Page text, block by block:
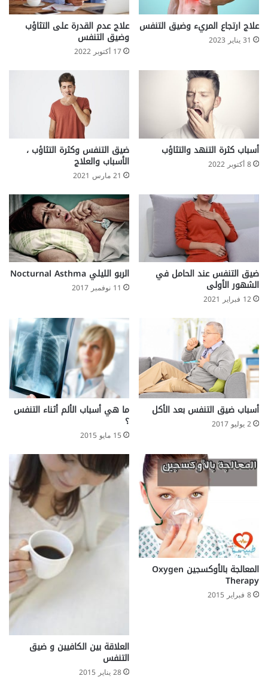
علاج ارتجاع المريء وضيق التنفس
31 يناير 2023
علاج عدم القدرة على التثاؤب
وضيق التنفس
17 أكتوبر 2022
أسباب كثرة التنهد والتثاؤب
8 أكتوبر 2022
ضيق التنفس وكثرة التثاؤب ،
الأسباب والعلاج
21 مارس 2021
ضيق التنفس عند الحامل في
الشهور الأولى
12 فبراير 2021
الربو الليلي Nocturnal Asthma
11 نوفمبر 2017
أسباب ضيق التنفس بعد الأكل
2 يوليو 2017
ما هي أسباب الألم أثناء التنفس
؟
15 مايو 2015
المعالجة بالأوكسجين Oxygen
Therapy
8 فبراير 2015
العلاقة بين الكافيين و ضيق
التنفس
28 يناير 2015